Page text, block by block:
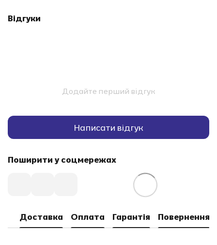
Відгуки
Додайте перший відгук
Написати відгук
Поширити у соцмережах
Доставка Оплата Гарантія Повернення